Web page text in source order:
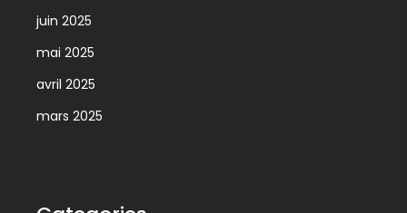
juin 2025
mai 2025
avril 2025
mars 2025